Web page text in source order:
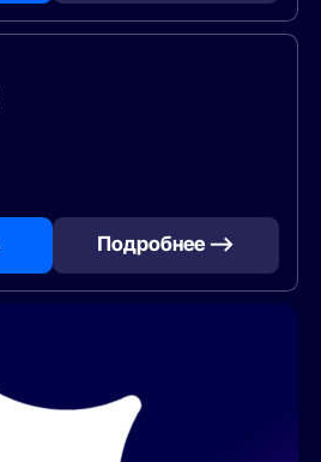
Подробнее —>